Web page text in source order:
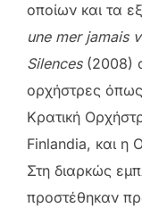
οποίων και τα
une mer jamais
Silences(2008)
ορχήστρες
Κρατική
Finlandia, και η
Στη διαρκώς
προστέθηκαν